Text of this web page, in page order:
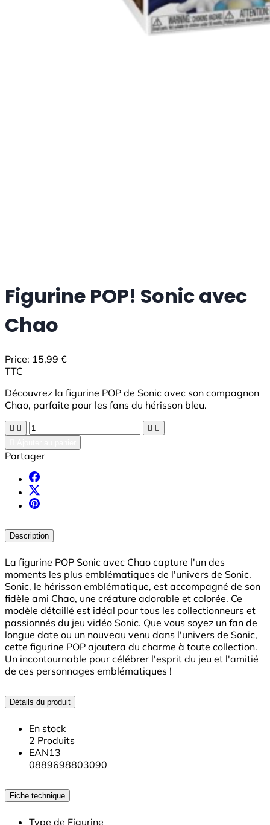
Figurine POP! Sonic avec
Chao
Price: 15,99 €
TTC
Découvrez la figurine POP de Sonic avec son compagnon
Chao, parfaite pour les fans du hérisson bleu.
   
Partager
Description
La figurine POP Sonic avec Chao capture l'un des
moments les plus emblématiques de l'univers de Sonic.
Sonic, le hérisson emblématique, est accompagné de son
fidèle ami Chao, une créature adorable et colorée. Ce
modèle détaillé est idéal pour tous les collectionneurs et
passionnés du jeu vidéo Sonic. Que vous soyez un fan de
longue date ou un nouveau venu dans l'univers de Sonic,
cette figurine POP ajoutera du charme à toute collection.
Un incontournable pour célébrer l'esprit du jeu et l'amitié
de ces personnages emblématiques !
Détails du produit
En stock
2 Produits
EAN13
0889698803090
Fiche technique
Type de Figurine